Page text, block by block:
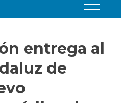
entrega al
de